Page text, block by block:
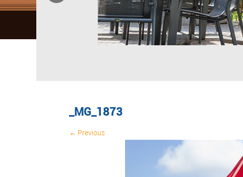
_MG_1873
Image navigation
← Previous